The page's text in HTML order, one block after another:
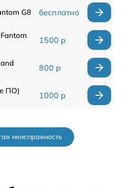
G8 бесплатно
1500 р
800 р
ПО)
1000 р
неисправность